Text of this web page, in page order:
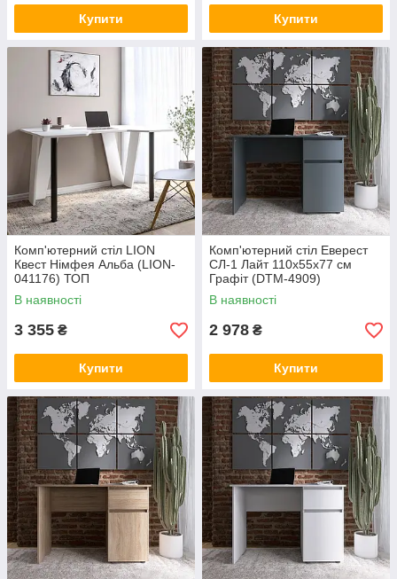
Купити Купити
Комп'ютерний стіл LION
Квест Німфея Альба (LION-
041176) ТОП
В наявності
3 355 ₴
Купити
Комп'ютерний стіл Еверест
СЛ-1 Лайт 110х55х77 см
Графіт (DTM-4909)
В наявності
2 978 ₴
Купити